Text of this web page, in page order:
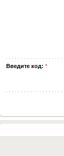
Введите код: *